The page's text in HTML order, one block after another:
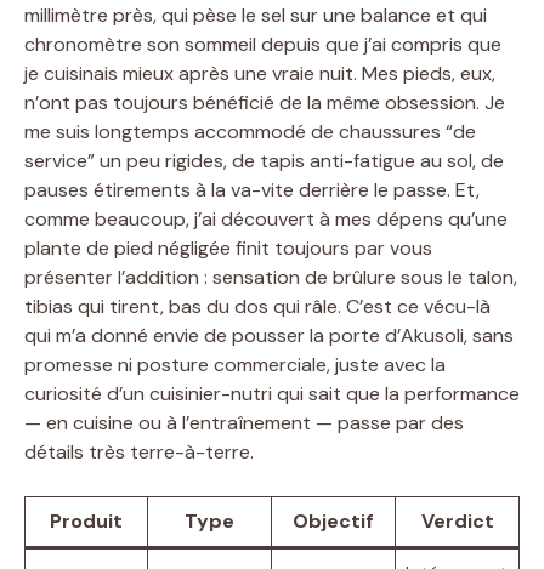
millimètre près, qui pèse le sel sur une balance et qui
chronomètre son sommeil depuis que j’ai compris que
je cuisinais mieux après une vraie nuit. Mes pieds, eux,
n’ont pas toujours bénéficié de la même obsession. Je
me suis longtemps accommodé de chaussures “de
service” un peu rigides, de tapis anti-fatigue au sol, de
pauses étirements à la va-vite derrière le passe. Et,
comme beaucoup, j’ai découvert à mes dépens qu’une
plante de pied négligée finit toujours par vous
présenter l’addition : sensation de brûlure sous le talon,
tibias qui tirent, bas du dos qui râle. C’est ce vécu-là
qui m’a donné envie de pousser la porte d’Akusoli, sans
promesse ni posture commerciale, juste avec la
curiosité d’un cuisinier-nutri qui sait que la performance
— en cuisine ou à l’entraînement — passe par des
détails très terre-à-terre.
Produit Type Objectif Verdict